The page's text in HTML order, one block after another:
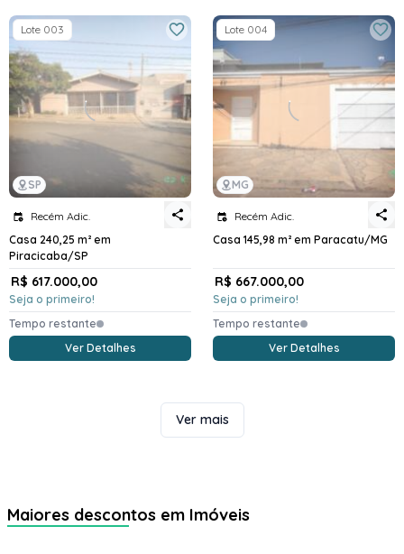
SP
Lote 003
Recém Adic.
Casa 240,25 m² em
Piracicaba/SP
R$ 617.000,00
Seja o primeiro!
Tempo restante
Ver Detalhes
MG
Lote 004
Recém Adic.
Casa 145,98 m² em Paracatu/MG
R$ 667.000,00
Seja o primeiro!
Tempo restante
Ver Detalhes
Ver mais
Maiores descontos em Imóveis